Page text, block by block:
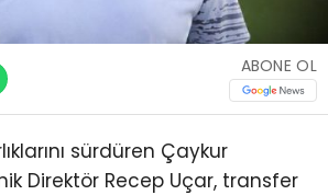
ABONE OL
sürdüren Çaykur
Direktör Recep Uçar, transfer